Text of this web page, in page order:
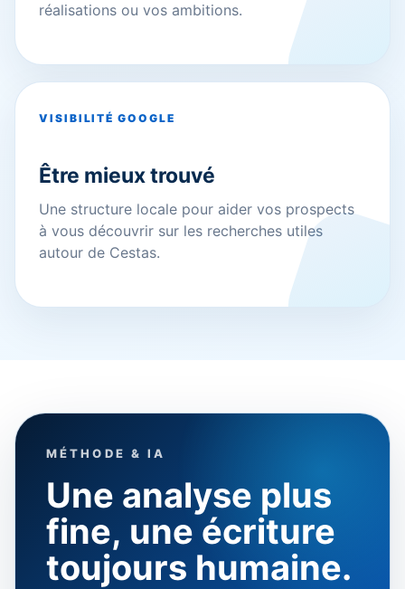
réalisations ou vos ambitions.
VISIBILITÉ GOOGLE
Être mieux trouvé
Une structure locale pour aider vos prospects
à vous découvrir sur les recherches utiles
autour de Cestas.
MÉTHODE & IA
Une analyse plus
fine, une écriture
toujours humaine.